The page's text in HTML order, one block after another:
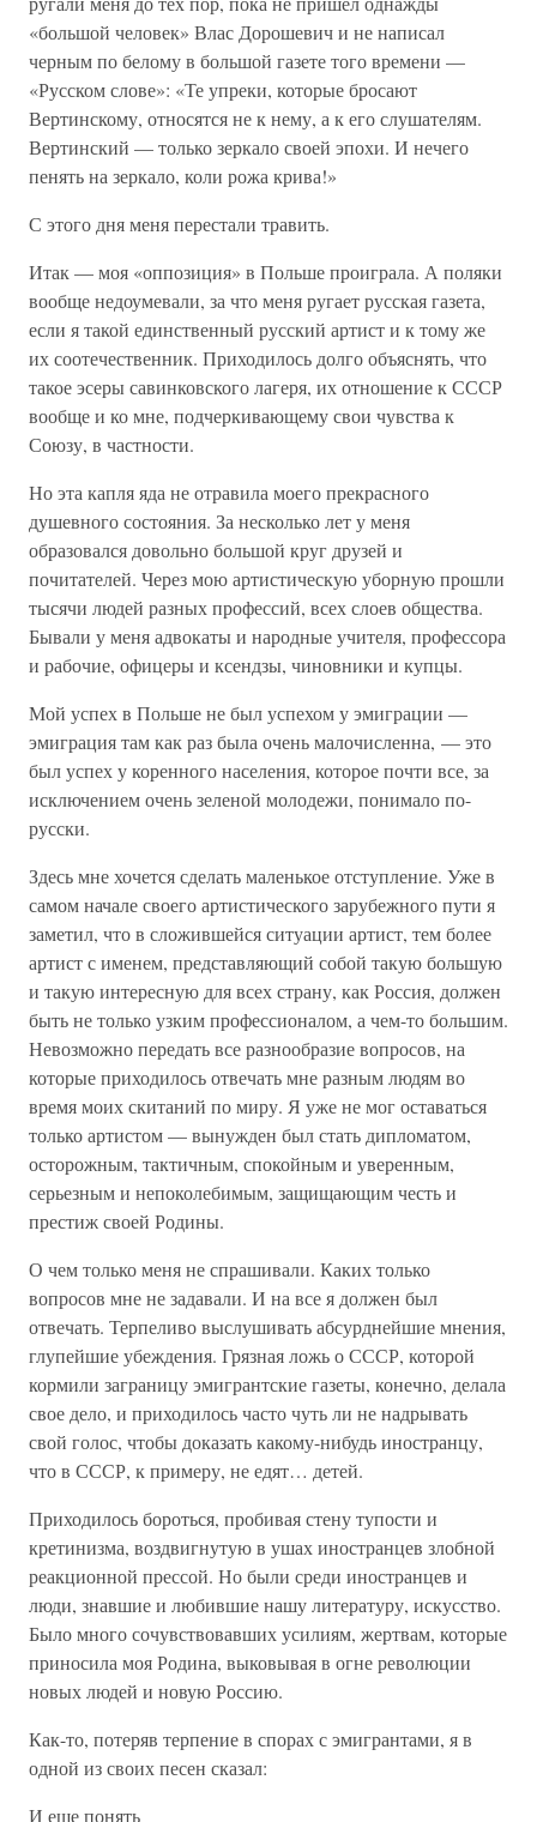
«большой человек» Влас Дорошевич и не написал
черным по белому в большой газете того времени —
«Русском слове»: «Те упреки, которые бросают
Вертинскому, относятся не к нему, а к его слушателям.
Вертинский — только зеркало своей эпохи. И нечего
пенять на зеркало, коли рожа крива!»
С этого дня меня перестали травить.
Итак — моя «оппозиция» в Польше проиграла. А поляки
вообще недоумевали, за что меня ругает русская газета,
если я такой единственный русский артист и к тому же
их соотечественник. Приходилось долго объяснять, что
такое эсеры савинковского лагеря, их отношение к СССР
вообще и ко мне, подчеркивающему свои чувства к
Союзу, в частности.
Но эта капля яда не отравила моего прекрасного
душевного состояния. За несколько лет у меня
образовался довольно большой круг друзей и
почитателей. Через мою артистическую уборную прошли
тысячи людей разных профессий, всех слоев общества.
Бывали у меня адвокаты и народные учителя, профессора
и рабочие, офицеры и ксендзы, чиновники и купцы.
Мой успех в Польше не был успехом у эмиграции —
эмиграция там как раз была очень малочисленна, — это
был успех у коренного населения, которое почти все, за
исключением очень зеленой молодежи, понимало по-
русски.
Здесь мне хочется сделать маленькое отступление. Уже в
самом начале своего артистического зарубежного пути я
заметил, что в сложившейся ситуации артист, тем более
артист с именем, представляющий собой такую большую
и такую интересную для всех страну, как Россия, должен
быть не только узким профессионалом, а чем-то большим.
Невозможно передать все разнообразие вопросов, на
которые приходилось отвечать мне разным людям во
время моих скитаний по миру. Я уже не мог оставаться
только артистом — вынужден был стать дипломатом,
осторожным, тактичным, спокойным и уверенным,
серьезным и непоколебимым, защищающим честь и
престиж своей Родины.
О чем только меня не спрашивали. Каких только
вопросов мне не задавали. И на все я должен был
отвечать. Терпеливо выслушивать абсурднейшие мнения,
глупейшие убеждения. Грязная ложь о СССР, которой
кормили заграницу эмигрантские газеты, конечно, делала
свое дело, и приходилось часто чуть ли не надрывать
свой голос, чтобы доказать какому-нибудь иностранцу,
что в СССР, к примеру, не едят… детей.
Приходилось бороться, пробивая стену тупости и
кретинизма, воздвигнутую в ушах иностранцев злобной
реакционной прессой. Но были среди иностранцев и
люди, знавшие и любившие нашу литературу, искусство.
Было много сочувствовавших усилиям, жертвам, которые
приносила моя Родина, выковывая в огне революции
новых людей и новую Россию.
Как-то, потеряв терпение в спорах с эмигрантами, я в
одной из своих песен сказал:
И еще понять